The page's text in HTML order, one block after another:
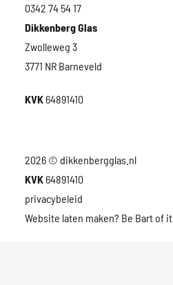
0342 74 54 17
Dikkenberg Glas
Zwolleweg 3
3771 NR Barneveld
KVK64891410
2026 © dikkenbergglas.nl
KVK64891410
privacybeleid
Website laten maken? Be Bart of it